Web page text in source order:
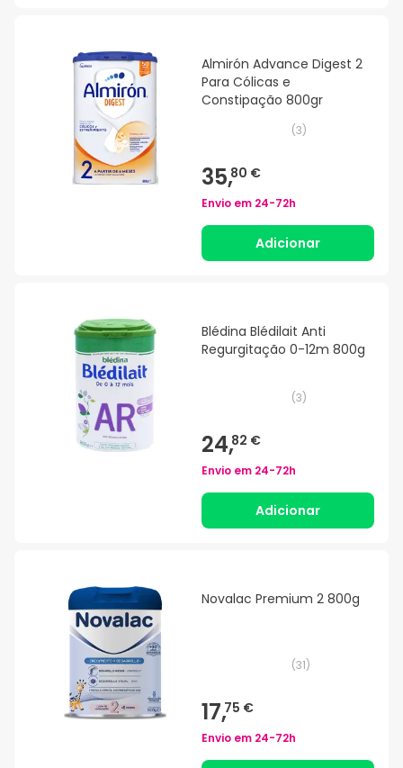
Almirón Advance Digest 2
Para Cólicas e
Constipação 800gr
(3)
35,80 €
Envio em 24-72h
Adicionar
Blédina Blédilait Anti
Regurgitação 0-12m 800g
(3)
24,82 €
Envio em 24-72h
Adicionar
Novalac Premium 2 800g
(31)
17,75 €
Envio em 24-72h